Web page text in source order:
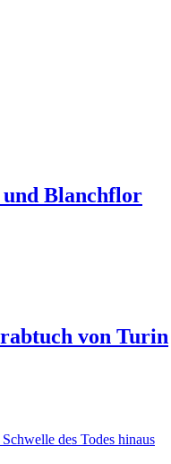
und Blanchflor
von Turin